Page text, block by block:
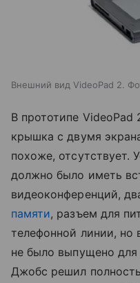
Внешний вид VideoPad 2.
В прототипе VideoPad
крышка с двумя
похоже, отсутствует.
должно было иметь
видеоконференций,
памяти, разъем для
телефонной линии, но
не было выпущено
Джобс решил